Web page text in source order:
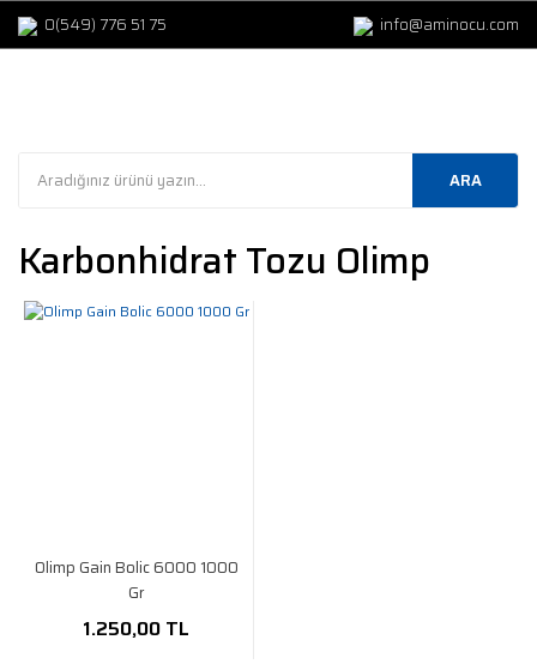
0(549) 776 51 75 info@aminocu.com
ARA
Karbonhidrat Tozu Olimp
Olimp Gain Bolic 6000 1000
Gr
1.250,00 TL